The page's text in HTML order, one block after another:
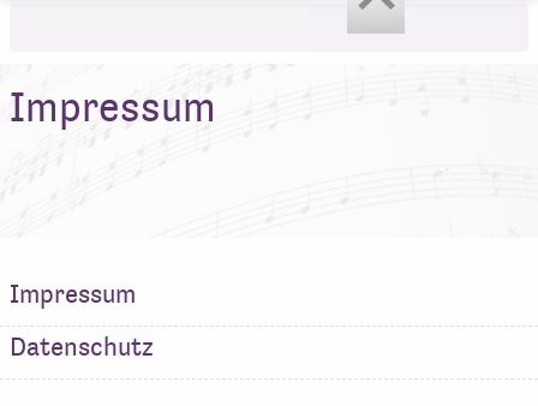
Impressum
Impressum
Datenschutz